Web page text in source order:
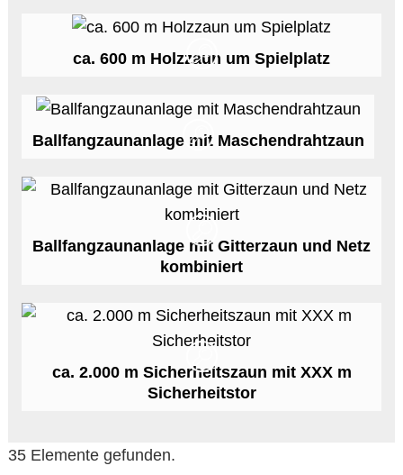
ca. 600 m Holzzaun um Spielplatz
Ballfangzaunanlage mit Maschendrahtzaun
Ballfangzaunanlage mit Gitterzaun und Netz
kombiniert
ca. 2.000 m Sicherheitszaun mit XXX m
Sicherheitstor
35 Elemente gefunden.